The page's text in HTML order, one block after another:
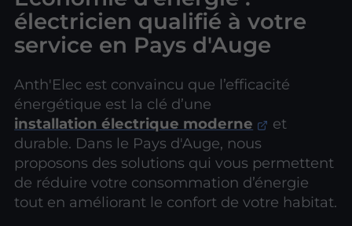
électricien qualifié à votre
service en Pays d'Auge
Anth'Elec est convaincu que l’efficacité
énergétique est la clé d’une
installation électrique moderne
et
durable. Dans le Pays d'Auge, nous
proposons des solutions qui vous permettent
de réduire votre consommation d’énergie
tout en améliorant le confort de votre habitat.